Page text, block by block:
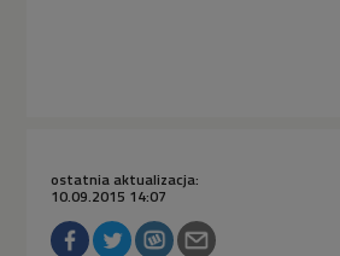
ostatnia aktualizacja:
10.09.2015 14:07